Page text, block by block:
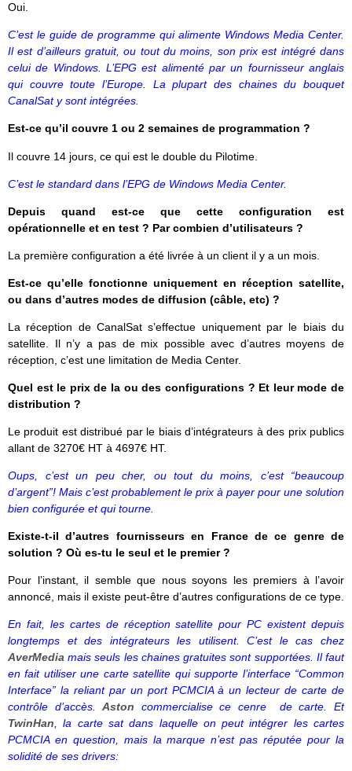
Oui.
C’est le guide de programme qui alimente Windows Media Center.
Il est d’ailleurs gratuit, ou tout du moins, son prix est intégré dans
celui de Windows. L’EPG est alimenté par un fournisseur anglais
qui couvre toute l’Europe. La plupart des chaines du bouquet
CanalSat y sont intégrées.
Est-ce qu’il couvre 1 ou 2 semaines de programmation ?
Il couvre 14 jours, ce qui est le double du Pilotime.
C’est le standard dans l’EPG de Windows Media Center.
Depuis quand est-ce que cette configuration est
opérationnelle et en test ? Par combien d’utilisateurs ?
La première configuration a été livrée à un client il y a un mois.
Est-ce qu’elle fonctionne uniquement en réception satellite,
ou dans d’autres modes de diffusion (câble, etc) ?
La réception de CanalSat s’effectue uniquement par le biais du
satellite. Il n’y a pas de mix possible avec d’autres moyens de
réception, c’est une limitation de Media Center.
Quel est le prix de la ou des configurations ? Et leur mode de
distribution ?
Le produit est distribué par le biais d’intégrateurs à des prix publics
allant de 3270€ HT à 4697€ HT.
Oups, c’est un peu cher, ou tout du moins, c’est “beaucoup
d’argent”! Mais c’est probablement le prix à payer pour une solution
bien configurée et qui tourne.
Existe-t-il d’autres fournisseurs en France de ce genre de
solution ? Où es-tu le seul et le premier ?
Pour l’instant, il semble que nous soyons les premiers à l’avoir
annoncé, mais il existe peut-être d’autres configurations de ce type.
En fait, les cartes de réception satellite pour PC existent depuis
longtemps et des intégrateurs les utilisent. C’est le cas chez
AverMedia mais seuls les chaines gratuites sont supportées. Il faut
en fait utiliser une carte satellite qui supporte l’interface “Common
Interface” la reliant par un port PCMCIA à un lecteur de carte de
contrôle d’accès.Aston commercialise ce cenre de carte. Et
TwinHan, la carte sat dans laquelle on peut intégrer les cartes
PCMCIA en question, mais la marque n’est pas réputée pour la
solidité de ses drivers: